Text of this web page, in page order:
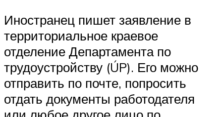
Иностранец пишет заявление в
территориальное краевое
отделение Департамента по
трудоустройству (ÚP). Его можно
отправить по почте, попросить
отдать документы работодателя